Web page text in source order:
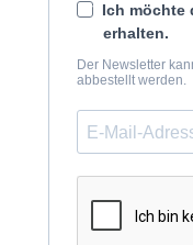
Ich möchte
erhalten.
Der Newsletter
abbestellt werden.